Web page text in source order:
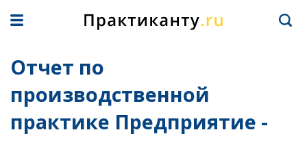
Отчет по
производственной
практике Предприятие -